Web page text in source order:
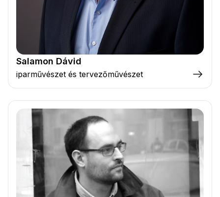
Salamon Dávid
iparművészet és tervezőművészet